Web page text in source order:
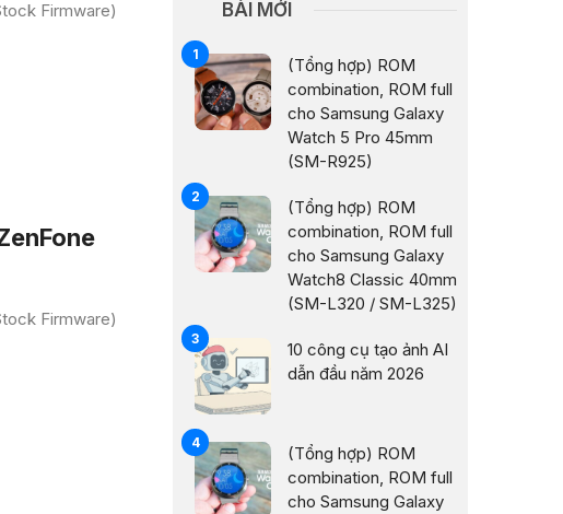
Firmware)
Firmware)
BÀI MỚI
(Tổng hợp) ROM
combination, ROM full
cho Samsung Galaxy
Watch 5 Pro 45mm
(SM-R925)
(Tổng hợp) ROM
combination, ROM full
cho Samsung Galaxy
Watch8 Classic 40mm
(SM-L320 / SM-L325)
10 công cụ tạo ảnh AI
dẫn đầu năm 2026
(Tổng hợp) ROM
combination, ROM full
cho Samsung Galaxy